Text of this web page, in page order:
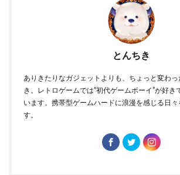
とんちき
ありきたりなガジェットよりも、ちょっと変わ
き。レトロゲームでは“初代ゲームボーイ”が好き
います。携帯型ゲームハードに浪漫を感じる日々
す。